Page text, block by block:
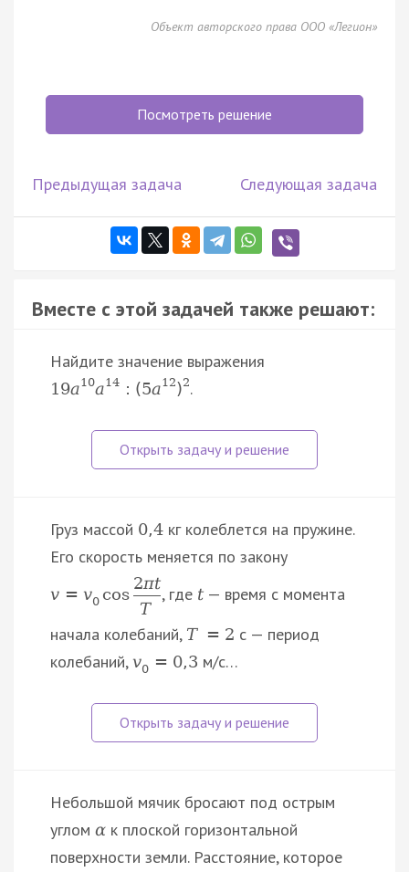
Объект авторского права ООО «Легион»
Посмотреть решение
Предыдущая задача Следующая задача
Вместе с этой задачей также решают:
Найдите значение выражения
19a10a14 : (5a12)2.
Груз массой 0,4 кг колеблется на пружине.
Его скорость меняется по закону
v = v0 cos
2πt
T
, где t — время с момента
начала колебаний, T = 2 с — период
колебаний,v0 = 0,3 м/с…
Небольшой мячик бросают под острым
углом α к плоской горизонтальной
поверхности земли. Расстояние, которое